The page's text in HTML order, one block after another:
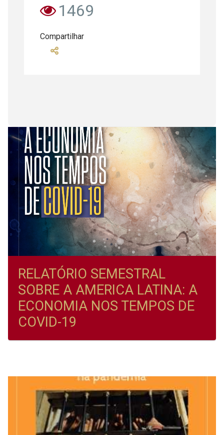
1469
Compartilhar
RELATÓRIO SEMESTRAL
SOBRE A AMERICA LATINA: A
ECONOMIA NOS TEMPOS DE
COVID-19